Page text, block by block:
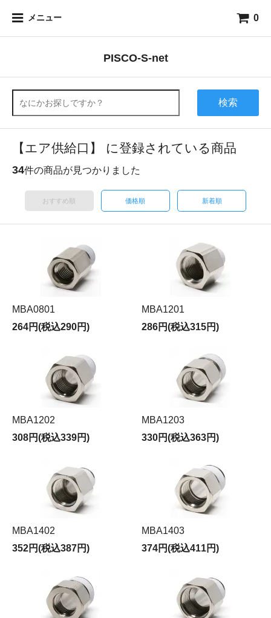
メニュー 0
PISCO-S-net
検索
【エア供給口】 に登録されている商品
34件の商品が見つかりました
おすすめ順 価格順 新着順
MBA0801
264円(税込290円)
MBA1201
286円(税込315円)
MBA1202
308円(税込339円)
MBA1203
330円(税込363円)
MBA1402
352円(税込387円)
MBA1403
374円(税込411円)